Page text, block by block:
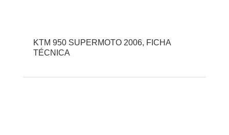
KTM 950 SUPERMOTO 2006, FICHA
TÉCNICA